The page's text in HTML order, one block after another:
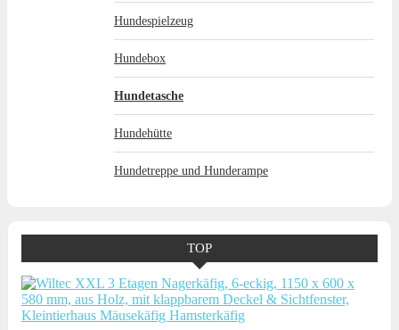
Hundespielzeug
Hundebox
Hundetasche
Hundehütte
Hundetreppe und Hunderampe
TOP